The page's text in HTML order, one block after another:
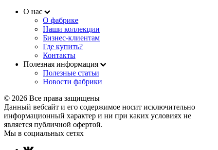
О нас
О фабрике
Наши коллекции
Бизнес-клиентам
Где купить?
Контакты
Полезная информация
Полезные статьи
Новости фабрики
© 2026 Все права защищены
Данный вебсайт и его содержимое носит исключительно
информационный характер и ни при каких условиях не
является публичной офертой.
Мы в социальных сетях